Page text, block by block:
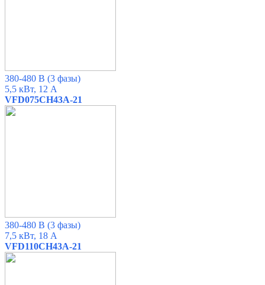
380-480 В (3 фазы)
5,5 кВт, 12 А
VFD075CH43A-21
380-480 В (3 фазы)
7,5 кВт, 18 А
VFD110CH43A-21